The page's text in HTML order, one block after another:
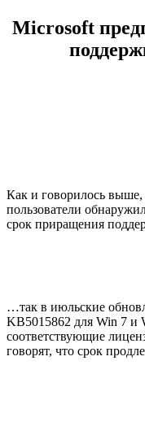
Microsoft
Как и говорилось
пользователи
срок приращения
…так в июльские
KB5015862 для Win 7 и
соответствующие
говорят, что срок